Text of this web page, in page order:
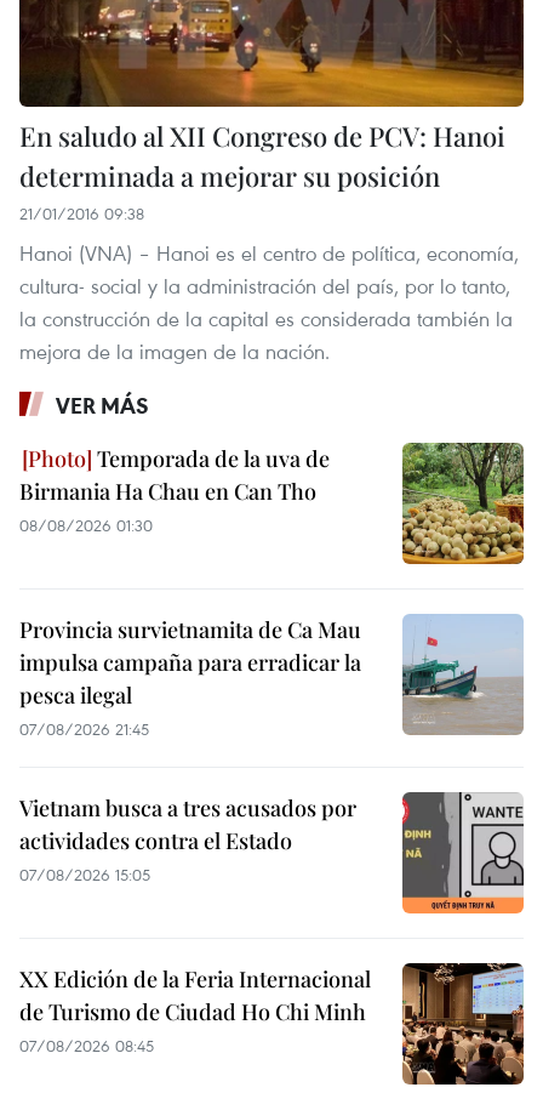
En saludo al XII Congreso de PCV: Hanoi
determinada a mejorar su posición
21/01/2016 09:38
Hanoi (VNA) – Hanoi es el centro de política, economía,
cultura- social y la administración del país, por lo tanto,
la construcción de la capital es considerada también la
mejora de la imagen de la nación.
VER MÁS
Temporada de la uva de
Birmania Ha Chau en Can Tho
08/08/2026 01:30
Provincia survietnamita de Ca Mau
impulsa campaña para erradicar la
pesca ilegal
07/08/2026 21:45
Vietnam busca a tres acusados por
actividades contra el Estado
07/08/2026 15:05
XX Edición de la Feria Internacional
de Turismo de Ciudad Ho Chi Minh
07/08/2026 08:45